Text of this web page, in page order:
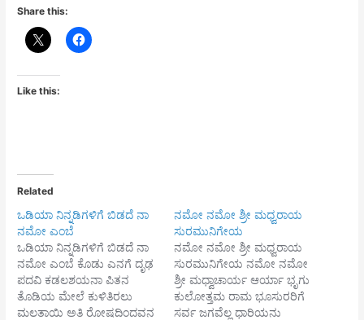
Share this:
Like this:
Related
ಒಡಿಯಾ ನಿನ್ನಡಿಗಳಿಗೆ ಬಿಡದೆ ನಾ
ನಮೋ ಎಂಬೆ
ಒಡಿಯಾ ನಿನ್ನಡಿಗಳಿಗೆ ಬಿಡದೆ ನಾ
ನಮೋ ಎಂಬೆ ಕೊಡು ಎನಗೆ ದೃಢ
ಪದವಿ ಕಡಲಶಯನಾ ಪಿತನ
ತೊಡಿಯ ಮೇಲೆ ಕುಳಿತಿರಲು
ಮಲತಾಯಿ ಅತಿ ರೋಷದಿಂದವನ
ನಮೋ ನಮೋ ಶ್ರೀ ಮಧ್ವರಾಯ
ಸುರಮುನಿಗೇಯ
ನಮೋ ನಮೋ ಶ್ರೀ ಮಧ್ವರಾಯ
ಸುರಮುನಿಗೇಯ ನಮೋ ನಮೋ
ಶ್ರೀ ಮಧ್ವಾಚಾರ್ಯ ಆರ್ಯಾ ಭೃಗು
ಕುಲೋತ್ತಮ ರಾಮ ಭೂಸುರರಿಗೆ
ಸರ್ವ ಜಗವೆಲ್ಲ ಧಾರಿಯನು